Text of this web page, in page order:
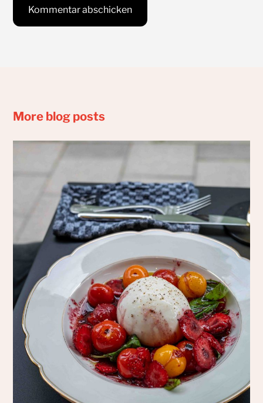
More blog posts